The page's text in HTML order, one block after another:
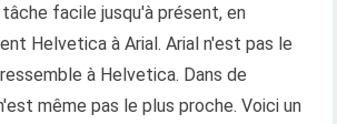
facile jusqu'à présent, en
Helvetica à Arial. Arial n'est pas le
à Helvetica. Dans de
même pas le plus proche. Voici un